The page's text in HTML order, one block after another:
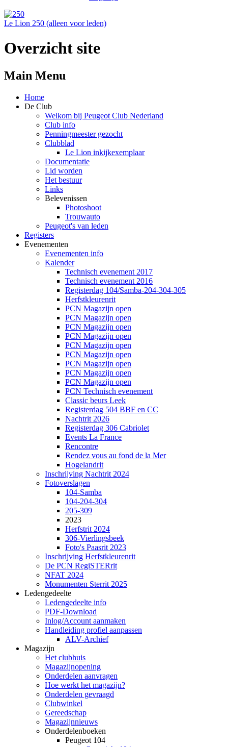
Le Lion 250 (alleen voor leden)
Overzicht site
Main Menu
Home
De Club
Welkom bij Peugeot Club Nederland
Club info
Penningmeester gezocht
Clubblad
Le Lion inkijkexemplaar
Documentatie
Lid worden
Het bestuur
Links
Belevenissen
Photoshoot
Trouwauto
Peugeot's van leden
Registers
Evenementen
Evenementen info
Kalender
Technisch evenement 2017
Technisch evenement 2016
Registerdag 104/Samba-204-304-305
Herfstkleurenrit
PCN Magazijn open
PCN Magazijn open
PCN Magazijn open
PCN Magazijn open
PCN Magazijn open
PCN Magazijn open
PCN Magazijn open
PCN Magazijn open
PCN Magazijn open
PCN Technisch evenement
Classic beurs Leek
Registerdag 504 BBF en CC
Nachtrit 2026
Registerdag 306 Cabriolet
Events La France
Rencontre
Rendez vous au fond de la Mer
Hogelandrit
Inschrijving Nachtrit 2024
Fotoverslagen
104-Samba
104-204-304
205-309
2023
Herfstrit 2024
306-Vierlingsbeek
Foto's Paasrit 2023
Inschrijving Herfstkleurenrit
De PCN RegiSTERrit
NFAT 2024
Monumenten Sterrit 2025
Ledengedeelte
Ledengedeelte info
PDF-Download
Inlog/Account aanmaken
Handleiding profiel aanpassen
ALV-Archief
Magazijn
Het clubhuis
Magazijnopening
Onderdelen aanvragen
Hoe werkt het magazijn?
Onderdelen gevraagd
Clubwinkel
Gereedschap
Magazijnnieuws
Onderdelenboeken
Peugeot 104